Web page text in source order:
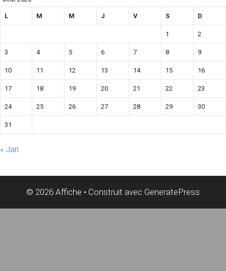
L M M J V S D
1 2
3 4 5 6 7 8 9
10 11 12 13 14 15 16
17 18 19 20 21 22 23
24 25 26 27 28 29 30
31
« Jan
© 2026 Affiche • Construit avec GeneratePress